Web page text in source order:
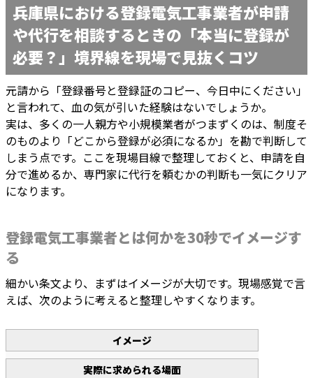
兵庫県における登録電気工事業者が申請
や代行を相談するときの「本当に登録が
必要？」境界線を現場で見抜くコツ
元請から「登録番号と登録証のコピー、今日中にください」
と言われて、血の気が引いた経験はないでしょうか。
実は、多くの一人親方や小規模業者がつまずくのは、制度そ
のものより「どこから登録が必須になるか」を勘で判断して
しまう点です。ここを現場目線で整理しておくと、申請を自
分で進めるか、専門家に代行を頼むかの判断も一気にクリア
になります。
登録電気工事業者とは何かを30秒でイメージす
る
細かい条文より、まずはイメージが大切です。現場感覚で言
えば、次のように考えると整理しやすくなります。
イメージ
実際に求められる場面